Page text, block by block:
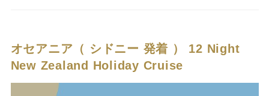
オセアニア（ シドニー 発着 ） 12 Night
New Zealand Holiday Cruise